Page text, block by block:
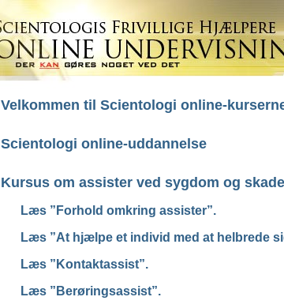
Velkommen til Scientologi online-
Scientologi online-uddannelse
Kursus om assister ved sygdom og
Læs ”Forhold omkring assister”.
Læs ”At hjælpe et individ med at helbrede
Læs ”Kontaktassist”.
Læs ”Berøringsassist”.